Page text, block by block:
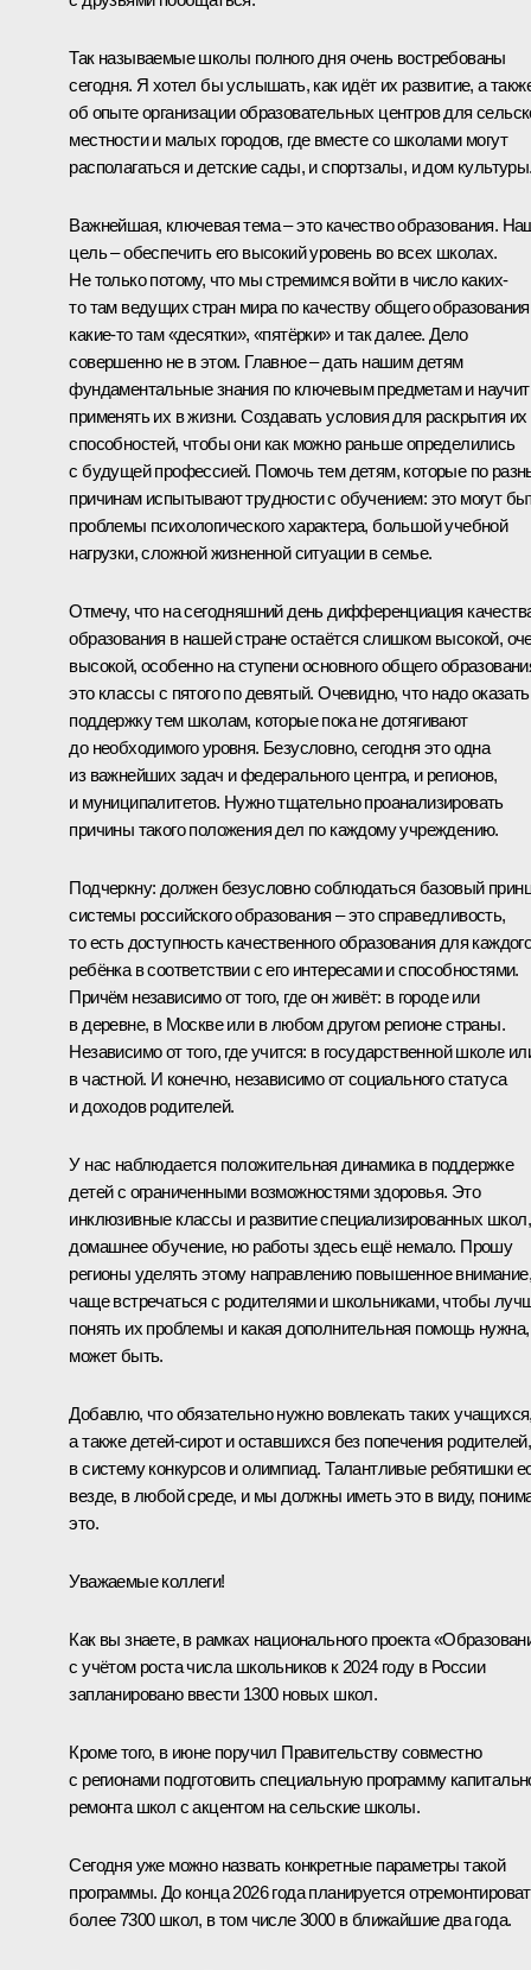
Так называемые школы полного дня очень востребованы
сегодня. Я хотел бы услышать, как идёт их развитие, а
об опыте организации образовательных центров для
местности и малых городов, где вместе со школами могут
располагаться и детские сады, и спортзалы, и дом
Важнейшая, ключевая тема – это качество образования.
цель – обеспечить его высокий уровень во всех школах.
Не только потому, что мы стремимся войти в число каких-
то там ведущих стран мира по качеству общего
какие-то там «десятки», «пятёрки» и так далее. Дело
совершенно не в этом. Главное – дать нашим детям
фундаментальные знания по ключевым предметам и
применять их в жизни. Создавать условия для раскрытия их
способностей, чтобы они как можно раньше определились
с будущей профессией. Помочь тем детям, которые по
причинам испытывают трудности с обучением: это могут
проблемы психологического характера, большой учебной
нагрузки, сложной жизненной ситуации в семье.
Отмечу, что на сегодняшний день дифференциация
образования в нашей стране остаётся слишком высокой,
высокой, особенно на ступени основного общего
это классы с пятого по девятый. Очевидно, что надо оказать
поддержку тем школам, которые пока не дотягивают
до необходимого уровня. Безусловно, сегодня это одна
из важнейших задач и федерального центра, и регионов,
и муниципалитетов. Нужно тщательно проанализировать
причины такого положения дел по каждому учреждению.
Подчеркну: должен безусловно соблюдаться базовый
системы российского образования – это справедливость,
то есть доступность качественного образования для
ребёнка в соответствии с его интересами и способностями.
Причём независимо от того, где он живёт: в городе или
в деревне, в Москве или в любом другом регионе страны.
Независимо от того, где учится: в государственной школе
в частной. И конечно, независимо от социального статуса
и доходов родителей.
У нас наблюдается положительная динамика в поддержке
детей с ограниченными возможностями здоровья. Это
инклюзивные классы и развитие специализированных школ,
домашнее обучение, но работы здесь ещё немало. Прошу
регионы уделять этому направлению повышенное внимание,
чаще встречаться с родителями и школьниками, чтобы
понять их проблемы и какая дополнительная помощь нужна,
может быть.
Добавлю, что обязательно нужно вовлекать таких
а также детей-сирот и оставшихся без попечения родителей,
в систему конкурсов и олимпиад. Талантливые ребятишки
везде, в любой среде, и мы должны иметь это в виду,
это.
Уважаемые коллеги!
Как вы знаете, в рамках национального проекта
с учётом роста числа школьников к 2024 году в России
запланировано ввести 1300 новых школ.
Кроме того, в июне поручил Правительству совместно
с регионами подготовить специальную программу
ремонта школ с акцентом на сельские школы.
Сегодня уже можно назвать конкретные параметры такой
программы. До конца 2026 года планируется
более 7300 школ, в том числе 3000 в ближайшие два года.